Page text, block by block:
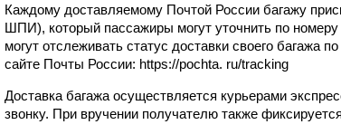
Каждому доставляемому Почтой России багажу
ШПИ), который пассажиры могут уточнить по
могут отслеживать статус доставки своего багажа
сайте Почты России: https://pochta. ru/tracking
Доставка багажа осуществляется курьерами
звонку. При вручении получателю также